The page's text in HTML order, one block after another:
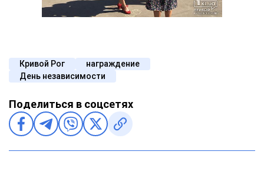
Кривой Рог
награждение
День независимости
Поделиться в соцсетях